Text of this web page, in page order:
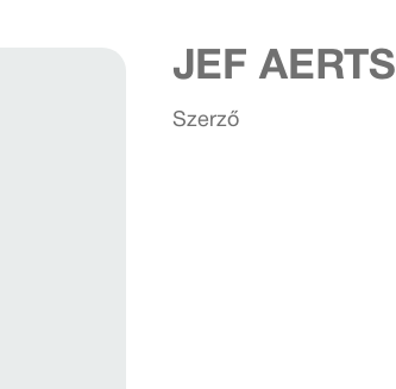
JEF AERTS
Szerző